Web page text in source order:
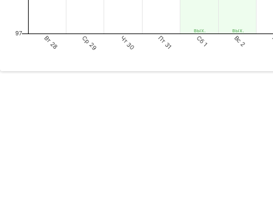
вых. вых.
Вт 28 Ср 29 Чт 30 Пт 31 Сб 1 Вс 2
97